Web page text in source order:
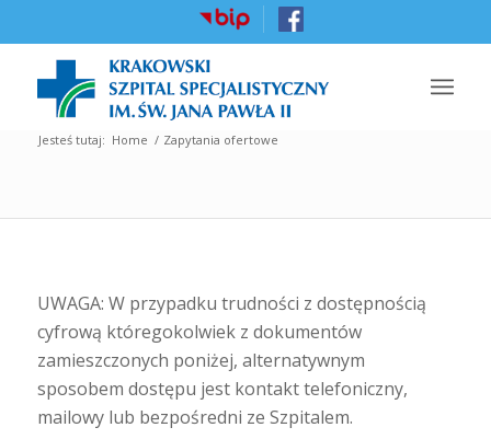
Jesteś tutaj: Home / Zapytania ofertowe
UWAGA: W przypadku trudności z dostępnością
cyfrową któregokolwiek z dokumentów
zamieszczonych poniżej, alternatywnym
sposobem dostępu jest kontakt telefoniczny,
mailowy lub bezpośredni ze Szpitalem.